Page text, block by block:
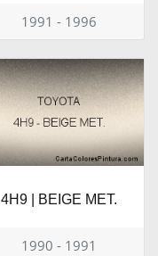
1991 - 1996
4H9 | BEIGE MET.
1990 - 1991